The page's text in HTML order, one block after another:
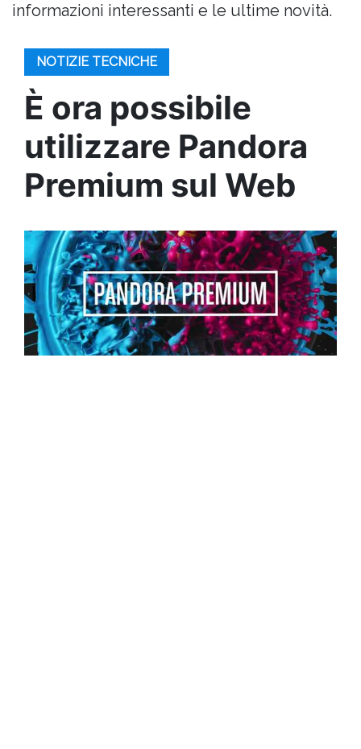
informazioni interessanti e le ultime novità.
NOTIZIE TECNICHE
È ora possibile
utilizzare Pandora
Premium sul Web